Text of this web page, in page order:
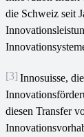
die Schweiz seit
[3] Innosuisse,
diesen Transfer